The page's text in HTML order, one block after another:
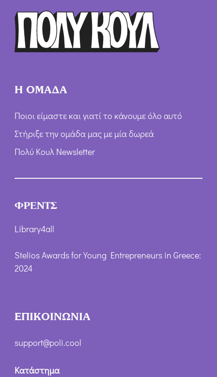
Η ΟΜΑΔΑ
Ποιοι είμαστε και γιατί το κάνουμε όλο αυτό
Στήριξε την ομάδα μας με μία δωρεά
Πολύ Κουλ Newsletter
ΦΡΕΝΤΣ
Library4all
Stelios Awards for Young Entrepreneurs in Greece:
2024
ΕΠΙΚΟΙΝΩΝΙΑ
support@poli.cool
Κατάστημα